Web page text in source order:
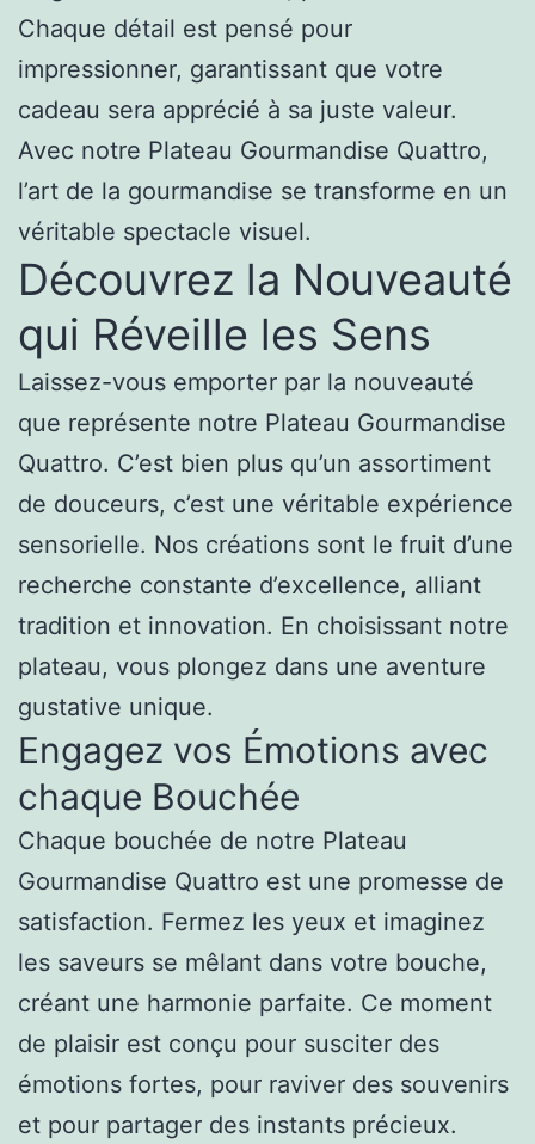
Chaque détail est pensé pour
impressionner, garantissant que votre
cadeau sera apprécié à sa juste valeur.
Avec notre Plateau Gourmandise Quattro,
l’art de la gourmandise se transforme en un
véritable spectacle visuel.
Découvrez la Nouveauté
qui Réveille les Sens
Laissez-vous emporter par la nouveauté
que représente notre Plateau Gourmandise
Quattro. C’est bien plus qu’un assortiment
de douceurs, c’est une véritable expérience
sensorielle. Nos créations sont le fruit d’une
recherche constante d’excellence, alliant
tradition et innovation. En choisissant notre
plateau, vous plongez dans une aventure
gustative unique.
Engagez vos Émotions avec
chaque Bouchée
Chaque bouchée de notre Plateau
Gourmandise Quattro est une promesse de
satisfaction. Fermez les yeux et imaginez
les saveurs se mêlant dans votre bouche,
créant une harmonie parfaite. Ce moment
de plaisir est conçu pour susciter des
émotions fortes, pour raviver des souvenirs
et pour partager des instants précieux.